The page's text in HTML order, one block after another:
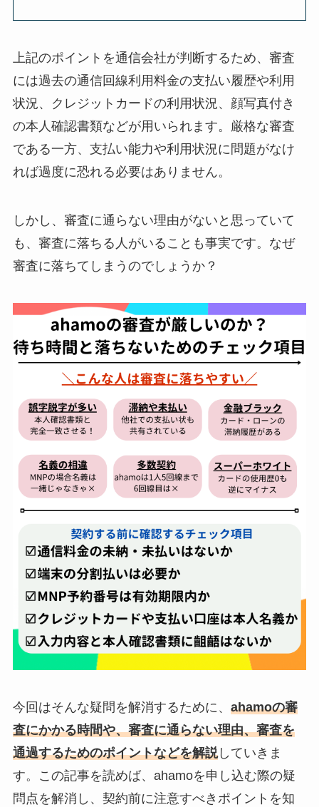
上記のポイントを通信会社が判断するため、審査
には過去の通信回線利用料金の支払い履歴や利用
状況、クレジットカードの利用状況、顔写真付き
の本人確認書類などが用いられます。厳格な審査
である一方、支払い能力や利用状況に問題がなけ
れば過度に恐れる必要はありません。
しかし、審査に通らない理由がないと思っていて
も、審査に落ちる人がいることも事実です。なぜ
審査に落ちてしまうのでしょうか？
今回はそんな疑問を解消するために、 ahamoの審
査にかかる時間や、審査に通らない理由、審査を
通過するためのポイントなどを解説していきま
す。この記事を読めば、ahamoを申し込む際の疑
問点を解消し、契約前に注意すべきポイントを知